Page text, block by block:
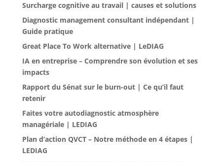
Surcharge cognitive au travail | causes et solutions
Diagnostic management consultant indépendant |
Guide pratique
Great Place To Work alternative | LeDIAG
IA en entreprise – Comprendre son évolution et ses
impacts
Rapport du Sénat sur le burn-out | Ce qu’il faut
retenir
Faites votre autodiagnostic atmosphère
managériale | LEDIAG
Plan d’action QVCT – Notre méthode en 4 étapes |
LEDIAG